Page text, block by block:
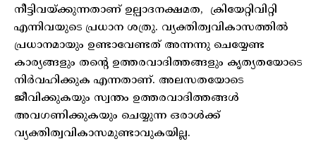
നീട്ടിവയ്ക്കുന്നതാണ് ഉല്പാദനക്ഷമത, ക്രിയേറ്റിവിറ്റി
എന്നിവയുടെ പ്രധാന ശത്രു. വ്യക്തിത്വവികാസത്തിൽ
പ്രധാനമായും ഉണ്ടാവേണ്ടത് അന്നന്നു ചെയ്യേണ്ട
കാര്യങ്ങളും തന്റെ ഉത്തരവാദിത്തങ്ങളും കൃത്യതയോടെ
നിർവഹിക്കുക എന്നതാണ്. അലസതയോടെ
ജീവിക്കുകയും സ്വന്തം ഉത്തരവാദിത്തങ്ങൾ
അവഗണിക്കുകയും ചെയ്യുന്ന ഒരാൾക്ക്
വ്യക്തിത്വവികാസമുണ്ടാവുകയില്ല.